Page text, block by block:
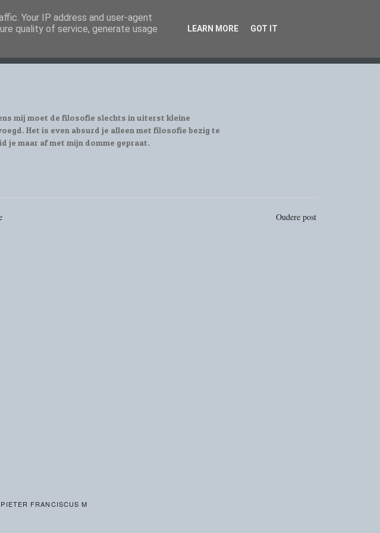
mij moet de filosofie slechts in uiterst kleine
Het is even absurd je alleen met filosofie bezig te
je maar af met mijn domme gepraat.
Oudere post
FRANCISCUS M
Your IP address and user-agent
quality of service, generate usage
LEARN MORE GOT IT